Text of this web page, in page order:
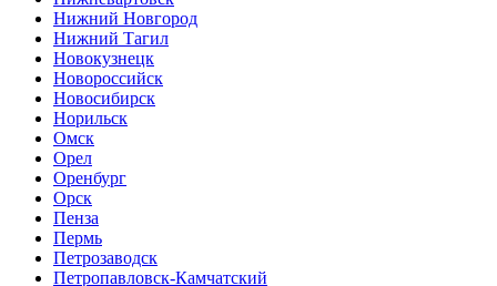
Нижний Новгород
Нижний Тагил
Новокузнецк
Новороссийск
Новосибирск
Норильск
Омск
Орел
Оренбург
Орск
Пенза
Пермь
Петрозаводск
Петропавловск-Камчатский